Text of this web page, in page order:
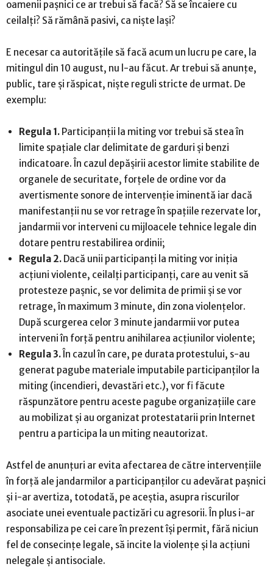
oamenii pașnici ce ar trebui să facă? Să se încaiere cu
ceilalți? Să rămână pasivi, ca niște lași?
E necesar ca autoritățile să facă acum un lucru pe care, la
mitingul din 10 august, nu l-au făcut. Ar trebui să anunțe,
public, tare și răspicat, niște reguli stricte de urmat. De
exemplu:
Regula 1. Participanții la miting vor trebui să stea în
limite spațiale clar delimitate de garduri și benzi
indicatoare. În cazul depășirii acestor limite stabilite de
organele de securitate, forțele de ordine vor da
avertismente sonore de intervenție iminentă iar dacă
manifestanții nu se vor retrage în spațiile rezervate lor,
jandarmii vor interveni cu mijloacele tehnice legale din
dotare pentru restabilirea ordinii;
Regula 2. Dacă unii participanți la miting vor iniția
acțiuni violente, ceilalți participanți, care au venit să
protesteze pașnic, se vor delimita de primii și se vor
retrage, în maximum 3 minute, din zona violențelor.
După scurgerea celor 3 minute jandarmii vor putea
interveni în forță pentru anihilarea acțiunilor violente;
Regula 3. În cazul în care, pe durata protestului, s-au
generat pagube materiale imputabile participanților la
miting (incendieri, devastări etc.), vor fi făcute
răspunzătore pentru aceste pagube organizațiile care
au mobilizat și au organizat protestatarii prin Internet
pentru a participa la un miting neautorizat.
Astfel de anunțuri ar evita afectarea de către intervențiile
în forță ale jandarmilor a participanților cu adevărat pașnici
și i-ar avertiza, totodată, pe aceștia, asupra riscurilor
asociate unei eventuale pactizări cu agresorii. În plus i-ar
responsabiliza pe cei care în prezent își permit, fără niciun
fel de consecințe legale, să incite la violențe și la acțiuni
nelegale și antisociale.